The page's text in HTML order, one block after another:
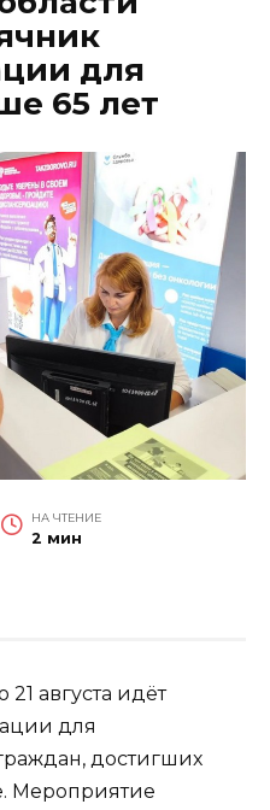
для
65 лет
НА ЧТЕНИЕ
2 мин
августа идёт
для
достигших
Мероприятие